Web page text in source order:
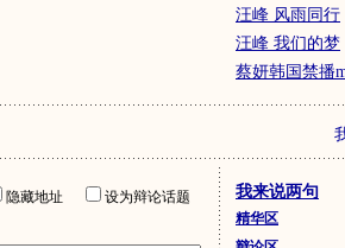
汪峰 风雨同行
汪峰 我们的梦
蔡妍韩国禁播
隐藏地址 设为辩论话题 我来说两句
精华区